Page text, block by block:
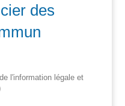
des
l'information légale et